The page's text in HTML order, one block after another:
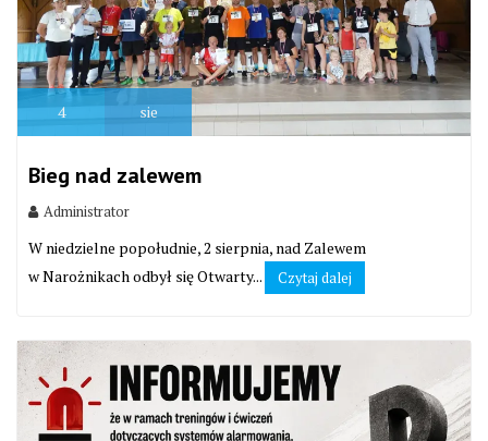
4 sie
Bieg nad zalewem
Administrator
W niedzielne popołudnie, 2 sierpnia, nad Zalewem
w Narożnikach odbył się Otwarty...
Czytaj dalej